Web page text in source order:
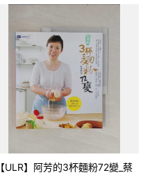
【ULR】阿芳的3杯麵粉72變_蔡